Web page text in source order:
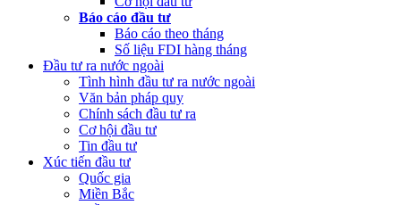
Báo cáo đầu tư
Báo cáo theo tháng
Số liệu FDI hàng tháng
Đầu tư ra nước ngoài
Tình hình đầu tư ra nước ngoài
Văn bản pháp quy
Chính sách đầu tư ra
Cơ hội đầu tư
Tin đầu tư
Xúc tiến đầu tư
Quốc gia
Miền Bắc